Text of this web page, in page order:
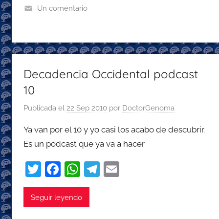
o
k
p
Un comentario
Decadencia Occidental podcast
10
Publicada el 22 Sep 2010 por DoctorGenoma
Ya van por el 10 y yo casi los acabo de descubrir.
Es un podcast que ya va a hacer
T
w
itt
F
a
c
W
h
at
T
Seguir leyendo